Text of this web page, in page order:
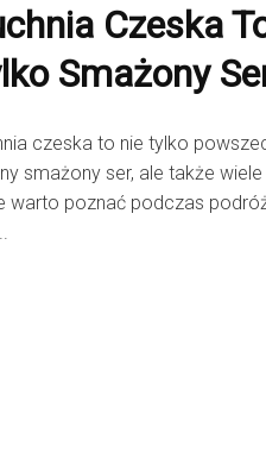
Czeska
Smażony
czeska to nie tylko
smażony ser, ale także
warto poznać podczas